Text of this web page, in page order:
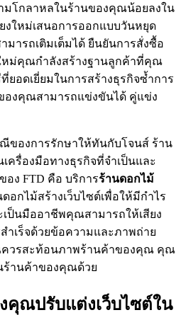
มโกลาหลในร้านของคุณน้อยลงใน
งใหม่เสนอการออกแบบวันหยุด
ารถเติมเต็มได้ ยืนยันการสั่งซื้อ
หม่คุณกำลังสร้างฐานลูกค้าที่คุณ
ยอดเยี่ยมในการสร้างธุรกิจซ้ำการ
องคุณสามารถแข่งขันได้ คู่แข่ง
ของการรักษาให้ทันกับโจนส์ ร้าน
เครื่องมือทางธุรกิจที่จำเป็นและ
อง FTD คือ บริการร้านดอกไม้
อกไม้สร้างเว็บไซต์เพื่อให้มีกำไร
ป็นมืออาชีพคุณสามารถให้เสียง
เร็จด้วยข้อความและภาพถ่าย
วรสะท้อนภาพร้านค้าของคุณ คุณ
ร้านค้าของคุณด้วย
คุณปรับแต่งเว็บไซต์ใน